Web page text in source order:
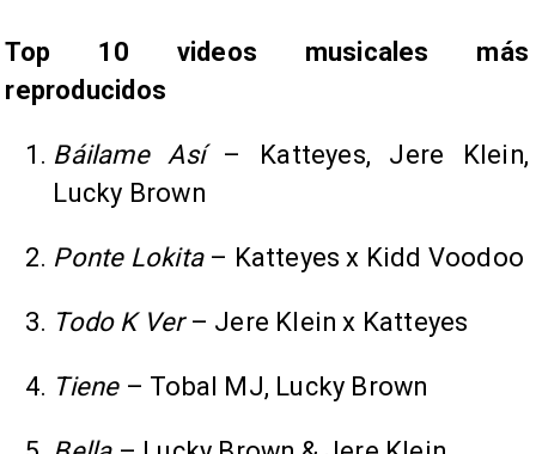
Top 10 videos musicales más
reproducidos
Báilame Así– Katteyes, Jere Klein,
Lucky Brown
Ponte Lokita– Katteyes x Kidd Voodoo
Todo K Ver– Jere Klein x Katteyes
Tiene– Tobal MJ, Lucky Brown